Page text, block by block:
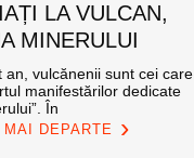
LA VULCAN,
MINERULUI
an, vulcănenii sunt cei care
manifestărilor dedicate
În
DEPARTE